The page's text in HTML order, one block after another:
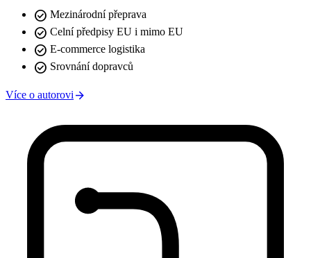
check_circle Mezinárodní přeprava
check_circle Celní předpisy EU i mimo EU
check_circle E-commerce logistika
check_circle Srovnání dopravců
Více o autorovi arrow_forward